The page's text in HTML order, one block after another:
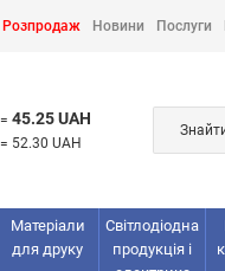
Розпродаж Новини Послуги
= 45.25 UAH
= 52.30 UAH
Матеріали
для друку
Світлодіодна
продукція і